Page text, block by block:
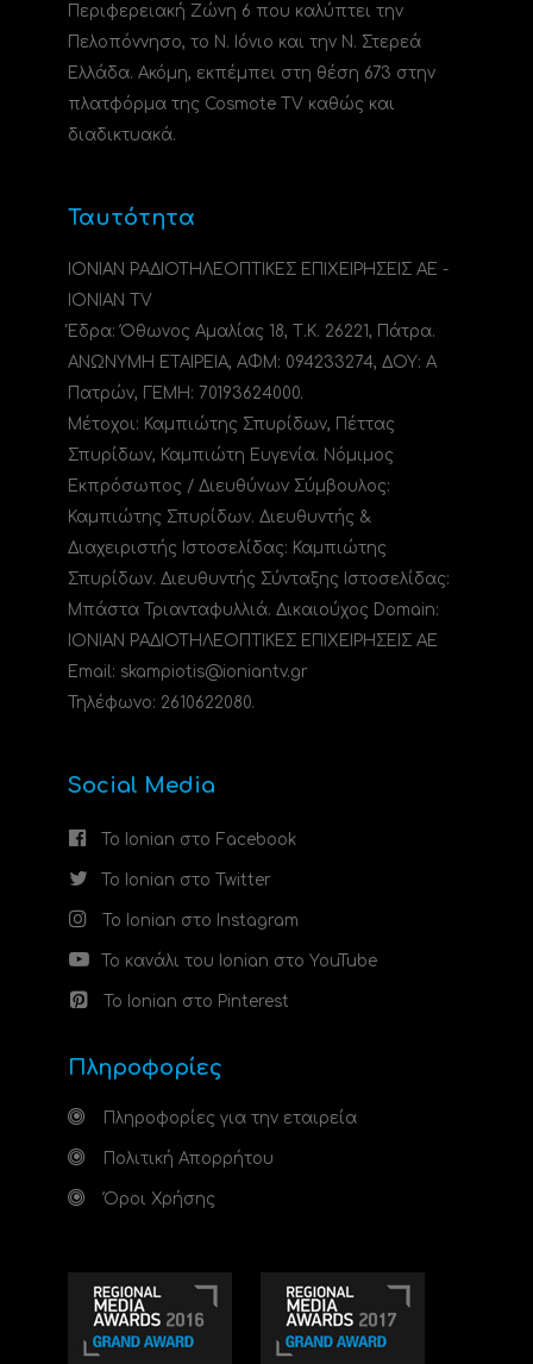
Περιφερειακή Ζώνη 6 που καλύπτει την
Πελοπόννησο, το N. Ιόνιο και την Ν. Στερεά
Ελλάδα. Ακόμη, εκπέμπει στη θέση 673 στην
πλατφόρμα της Cosmote TV καθώς και
διαδικτυακά.
Ταυτότητα
ΙΟΝΙΑΝ ΡΑΔΙΟΤΗΛΕΟΠΤΙΚΕΣ ΕΠΙΧΕΙΡΗΣΕΙΣ ΑΕ -
IONIAN TV
Έδρα: Όθωνος Αμαλίας 18, Τ.Κ. 26221, Πάτρα.
ΑΝΩΝΥΜΗ ΕΤΑΙΡΕΙΑ, ΑΦΜ: 094233274, ΔΟΥ: A
Πατρών, ΓΕΜΗ: 70193624000.
Μέτοχοι: Καμπιώτης Σπυρίδων, Πέττας
Σπυρίδων, Καμπιώτη Ευγενία. Νόμιμος
Εκπρόσωπος / Διευθύνων Σύμβουλος:
Καμπιώτης Σπυρίδων. Διευθυντής &
Διαχειριστής Ιστοσελίδας: Καμπιώτης
Σπυρίδων. Διευθυντής Σύνταξης Ιστοσελίδας:
Μπάστα Τριανταφυλλιά. Δικαιούχος Domain:
ΙΟΝΙΑΝ ΡΑΔΙΟΤΗΛΕΟΠΤΙΚΕΣ ΕΠΙΧΕΙΡΗΣΕΙΣ ΑΕ
Email: skampiotis@ioniantv.gr
Τηλέφωνο: 2610622080.
Social Media
Το Ionian στο Facebook
Το Ionian στο Twitter
Το Ionian στο Instagram
Το κανάλι του Ionian στο YouTube
Το Ionian στο Pinterest
Πληροφορίες
Πληροφορίες για την εταιρεία
Πολιτική Απορρήτου
Όροι Χρήσης